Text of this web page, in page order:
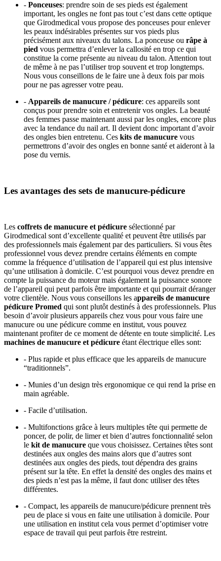
- Ponceuses: prendre soin de ses pieds est également
important, les ongles ne font pas tout c’est dans cette optique
que Girodmedical vous propose des ponceuses pour enlever
les peaux indésirables présentes sur vos pieds plus
précisément aux niveaux du talons. La ponceuse ou râpe à
pied vous permettra d’enlever la callosité en trop ce qui
constitue la corne présente au niveau du talon. Attention tout
de même à ne pas l’utiliser trop souvent et trop longtemps.
Nous vous conseillons de le faire une à deux fois par mois
pour ne pas agresser votre peau.
- Appareils de manucure / pédicure: ces appareils sont
conçus pour prendre soin et entretenir vos ongles. La beauté
des femmes passe maintenant aussi par les ongles, encore plus
avec la tendance du nail art. Il devient donc important d’avoir
des ongles bien entretenu. Ces kits de manucure vous
permettrons d’avoir des ongles en bonne santé et aideront à la
pose du vernis.
Les avantages des sets de manucure-pédicure
Les coffrets de manucure et pédicure sélectionné par
Girodmedical sont d’excellente qualité et peuvent être utilisés par
des professionnels mais également par des particuliers. Si vous êtes
professionnel vous devez prendre certains éléments en compte
comme la fréquence d’utilisation de l’appareil qui est plus intensive
qu’une utilisation à domicile. C’est pourquoi vous devez prendre en
compte la puissance du moteur mais également la puissance sonore
de l’appareil qui peut parfois être importante et qui pourrait déranger
votre clientèle. Nous vous conseillons les appareils de manucure
pédicure Promed qui sont plutôt destinés à des professionnels. Plus
besoin d’avoir plusieurs appareils chez vous pour vous faire une
manucure ou une pédicure comme en institut, vous pouvez
maintenant profiter de ce moment de détente en toute simplicité. Les
machines de manucure et pédicure étant électrique elles sont:
- Plus rapide et plus efficace que les appareils de manucure
“traditionnels”.
- Munies d’un design très ergonomique ce qui rend la prise en
main agréable.
- Facile d’utilisation.
- Multifonctions grâce à leurs multiples tête qui permette de
poncer, de polir, de limer et bien d’autres fonctionnalité selon
le kit de manucure que vous choisissez. Certaines têtes sont
destinées aux ongles des mains alors que d’autres sont
destinées aux ongles des pieds, tout dépendra des grains
présent sur la tête. En effet la densité des ongles des mains et
des pieds n’est pas la même, il faut donc utiliser des têtes
différentes.
- Compact, les appareils de manucure/pédicure prennent très
peu de place si vous en faite une utilisation à domicile. Pour
une utilisation en institut cela vous permet d’optimiser votre
espace de travail qui peut parfois être restreint.